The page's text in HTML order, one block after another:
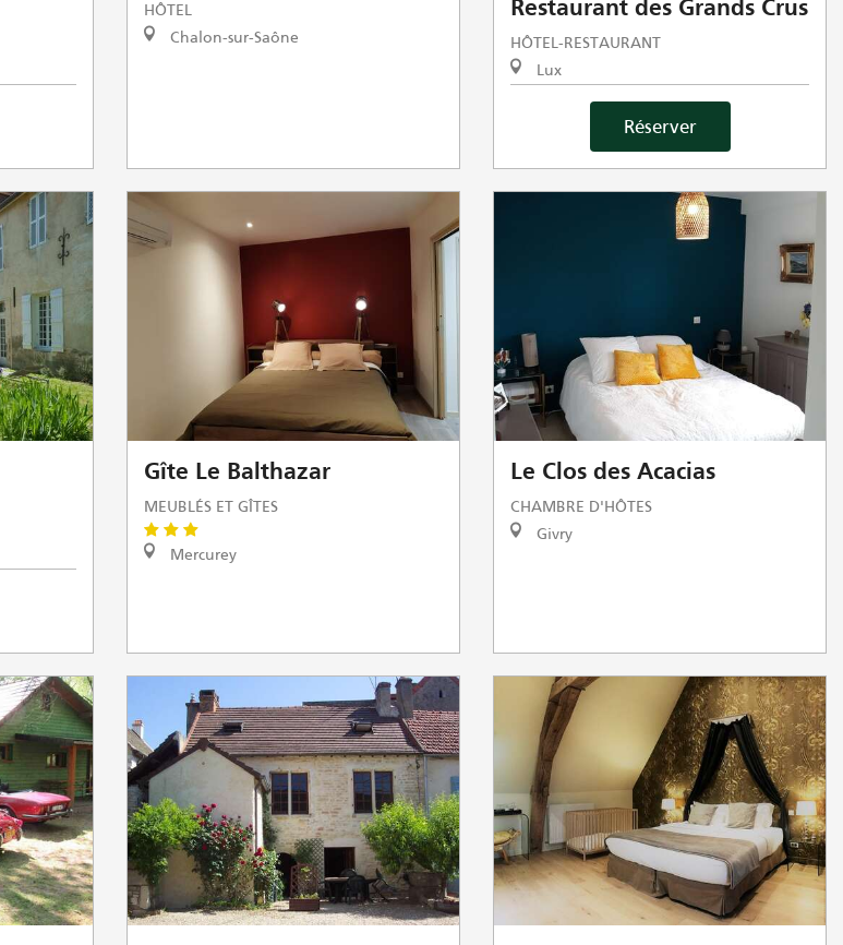
HÔTEL
Chalon-sur-Saône
Restaurant des Grands Crus
HÔTEL-RESTAURANT
Lux
Réserver
Gîte Le Balthazar
MEUBLÉS ET GÎTES
Mercurey
Le Clos des Acacias
CHAMBRE D'HÔTES
Givry